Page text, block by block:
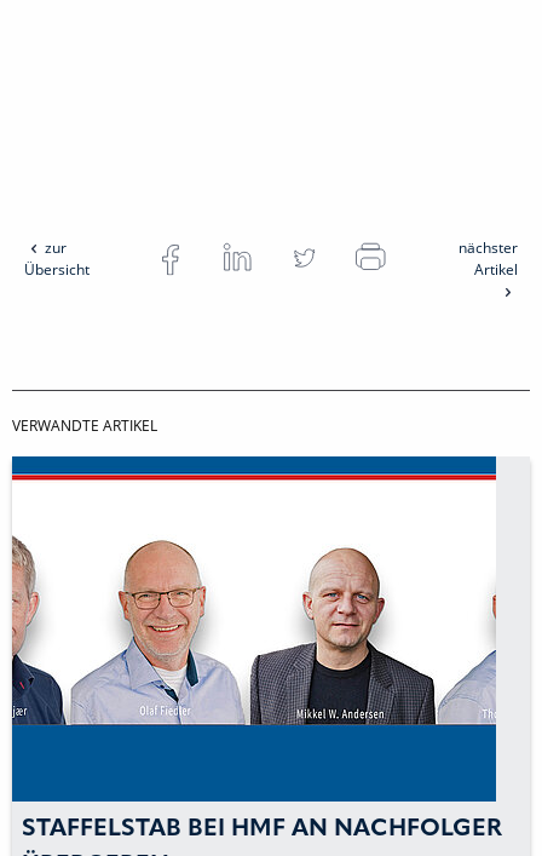
zur
Übersicht
nächster
Artikel
VERWANDTE ARTIKEL
STAFFELSTAB BEI HMF AN NACHFOLGER